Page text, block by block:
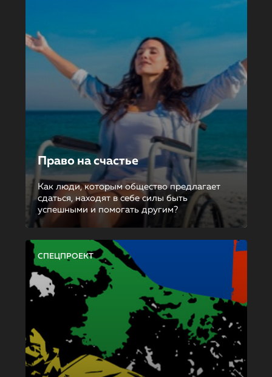
Право на счастье
Как люди, которым общество предлагает
сдаться, находят в себе силы быть
успешными и помогать другим?
СПЕЦПРОЕКТ